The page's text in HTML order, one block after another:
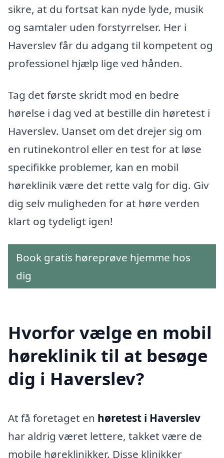
sikre, at du fortsat kan nyde lyde, musik
og samtaler uden forstyrrelser. Her i
Haverslev får du adgang til kompetent og
professionel hjælp lige ved hånden.
Tag det første skridt mod en bedre
hørelse i dag ved at bestille din høretest i
Haverslev. Uanset om det drejer sig om
en rutinekontrol eller en test for at løse
specifikke problemer, kan en mobil
høreklinik være det rette valg for dig. Giv
dig selv muligheden for at høre verden
klart og tydeligt igen!
Book gratis høreprøve hjemme hos
dig
Hvorfor vælge en mobil
høreklinik til at besøge
dig i Haverslev?
At få foretaget en høretest i Haverslev
har aldrig været lettere, takket være de
mobile høreklinikker. Disse klinikker